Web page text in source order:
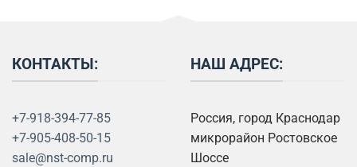
КОНТАКТЫ:
+7-918-394-77-85
+7-905-408-50-15
sale@nst-comp.ru
НАШ АДРЕС:
Россия, город Краснодар
микрорайон Ростовское
Шоссе